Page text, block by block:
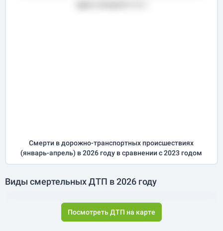
Смерти в дорожно-транспортных происшествиях
(январь-апрель) в 2026 году в сравнении с 2023 годом
Виды смертельных ДТП в 2026 году
Посмотреть ДТП на карте